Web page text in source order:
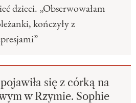
dzieci. „Obserwowałam
kończyły z
się z córką na
w Rzymie. Sophie